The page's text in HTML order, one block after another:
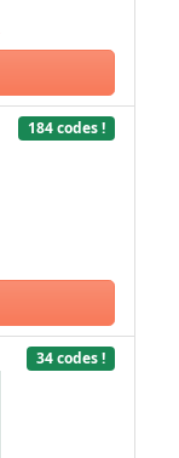
184 codes !
34 codes !